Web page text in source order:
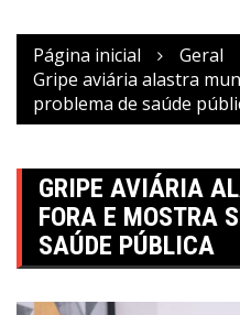
Página inicial
Geral
Gripe aviária alastra
problema de saúde
GRIPE AVIÁRIA
FORA E MOSTRA
SAÚDE PÚBLICA